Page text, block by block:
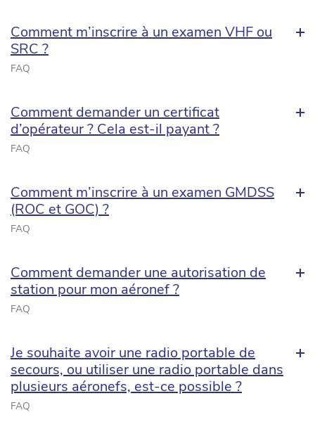
Comment m’inscrire à un examen VHF ou
SRC ?
FAQ
Comment demander un certificat
d’opérateur ? Cela est-il payant ?
FAQ
Comment m’inscrire à un examen GMDSS
(ROC et GOC) ?
FAQ
Comment demander une autorisation de
station pour mon aéronef ?
FAQ
Je souhaite avoir une radio portable de
secours, ou utiliser une radio portable dans
plusieurs aéronefs, est-ce possible ?
FAQ